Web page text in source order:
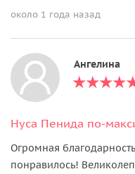
около 1 года назад
Ангелина
Огромная
понравилось!